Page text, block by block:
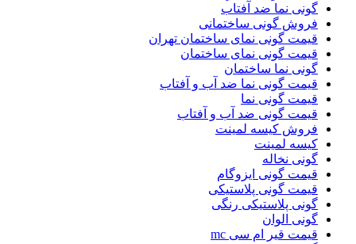
گونی نما ضد آفتاب
فروش گونی ساختمانی
قیمت گونی نمای ساختمان تهران
قیمت گونی نمای ساختمان
گونی نما ساختمان
قیمت گونی نما ضد آب و آفتاب
قیمت گونی نما
قیمت گونی ضد آب و آفتاب
فروش کیسه لمینت
کیسه لمینت
گونی نخاله
قیمت گونی ایزوگام
قیمت گونی پلاستیکی
گونی پلاستیکی رنگی
گونی الوان
قیمت قیر ام سی mc